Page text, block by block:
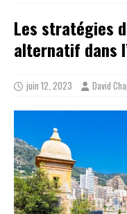
Les stratégies
alternatif dans
juin 12, 2023 David